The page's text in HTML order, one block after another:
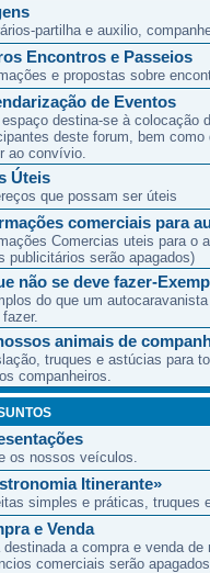
partilha e auxilio,
Encontros e Passeios
e propostas sobre
de Eventos
destina-se à colocação
deste forum, bem
ao convívio.
Úteis
que possam ser úteis
comerciais para
Comercias uteis para o
publicitários serão apagados)
não se deve fazer-
do que um
animais de
truques e astúcias para
companheiros.
os nossos veículos.
Itinerante»
simples e práticas, truques
e Venda
destinada a compra e venda
comerciais serão